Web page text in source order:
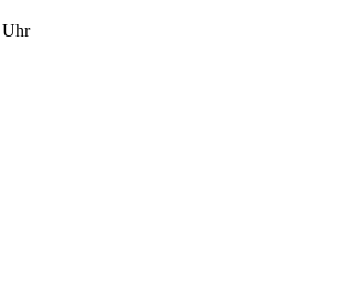
Uhr